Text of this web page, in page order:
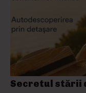
Secretul stării